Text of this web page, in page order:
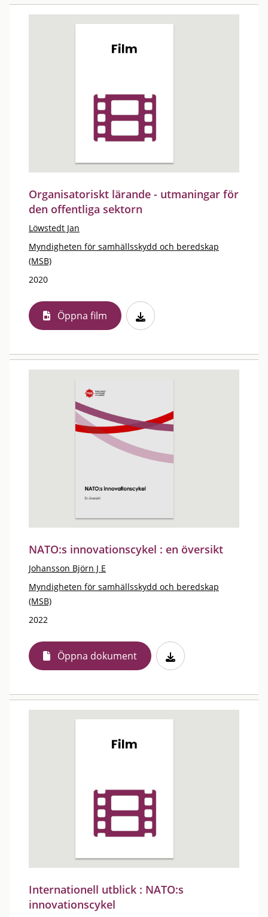
Organisatoriskt lärande - utmaningar för
den offentliga sektorn
Löwstedt Jan
Myndigheten för samhällsskydd och beredskap
(MSB)
2020
Öppna film
NATO:s innovationscykel : en översikt
Johansson Björn J E
Myndigheten för samhällsskydd och beredskap
(MSB)
2022
Öppna dokument
Internationell utblick : NATO:s
innovationscykel